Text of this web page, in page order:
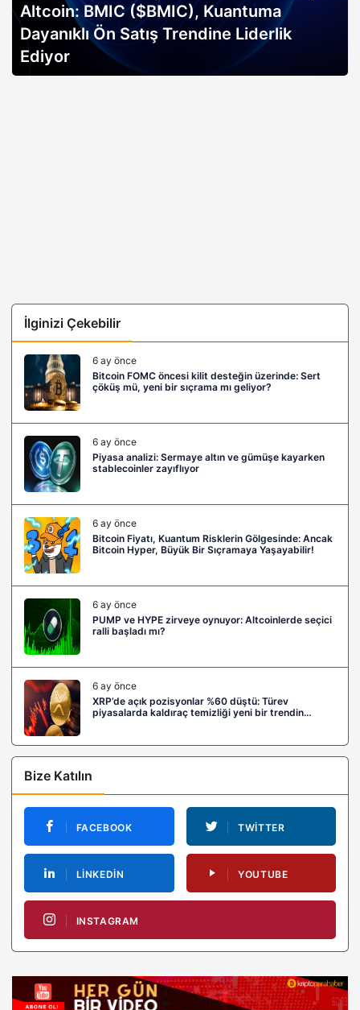
Altcoin: BMIC ($BMIC), Kuantuma
Dayanıklı Ön Satış Trendine Liderlik
Ediyor
İlginizi Çekebilir
6 ay önce
Bitcoin FOMC öncesi kilit desteğin üzerinde: Sert
çöküş mü, yeni bir sıçrama mı geliyor?
6 ay önce
Piyasa analizi: Sermaye altın ve gümüşe kayarken
stablecoinler zayıflıyor
6 ay önce
Bitcoin Fiyatı, Kuantum Risklerin Gölgesinde: Ancak
Bitcoin Hyper, Büyük Bir Sıçramaya Yaşayabilir!
6 ay önce
PUMP ve HYPE zirveye oynuyor: Altcoinlerde seçici
ralli başladı mı?
6 ay önce
XRP’de açık pozisyonlar %60 düştü: Türev
piyasalarda kaldıraç temizliği yeni bir trendin
Bize Katılın
FACEBOOK TWITTER
LINKEDIN YOUTUBE
INSTAGRAM